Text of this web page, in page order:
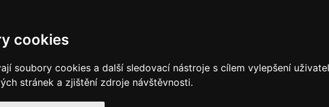
cookies
soubory cookies a další sledovací nástroje s cílem vylepšení
stránek a zjištění zdroje návštěvnosti.